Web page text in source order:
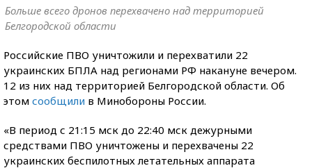
Больше всего дронов перехвачено над территорией
Белгородской области
Российские ПВО уничтожили и перехватили 22
украинских БПЛА над регионами РФ накануне вечером.
12 из них над территорией Белгородской области. Об
этом сообщили в Минобороны России.
«В период с 21:15 мск до 22:40 мск дежурными
средствами ПВО уничтожены и перехвачены 22
украинских беспилотных летательных аппарата